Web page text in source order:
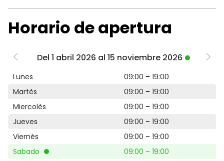
Horario de apertura
Del 1 abril 2026 al 15 noviembre 2026
Lunes
09:00 – 19:00
Martès
09:00 – 19:00
Miercolès
09:00 – 19:00
Jueves
09:00 – 19:00
Viernès
09:00 – 19:00
Sabado
09:00 – 19:00